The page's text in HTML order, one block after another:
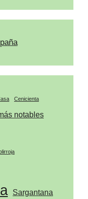
Cenicienta
notables
Sargantana